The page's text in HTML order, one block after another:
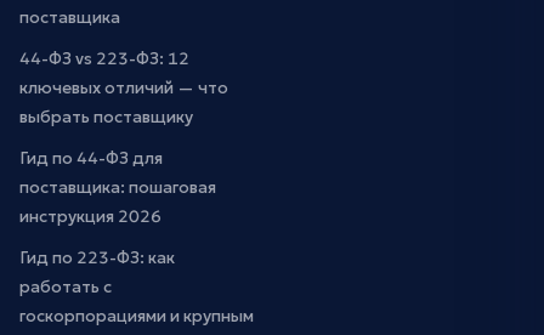
поставщика
44-ФЗ vs 223-ФЗ: 12
ключевых отличий — что
выбрать поставщику
Гид по 44-ФЗ для
поставщика: пошаговая
инструкция 2026
Гид по 223-ФЗ: как
работать с
госкорпорациями и крупным